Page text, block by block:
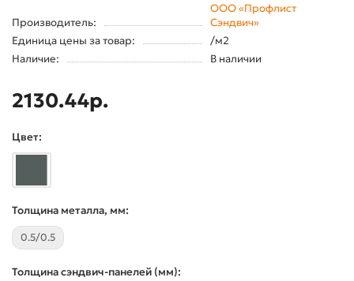
Производитель:
ООО «Профлист
Сэндвич»
Единица цены за товар:
/м2
Наличие:
В наличии
2130.44р.
Цвет:
Толщина металла, мм:
0.5/0.5
Толщина сэндвич-панелей (мм):